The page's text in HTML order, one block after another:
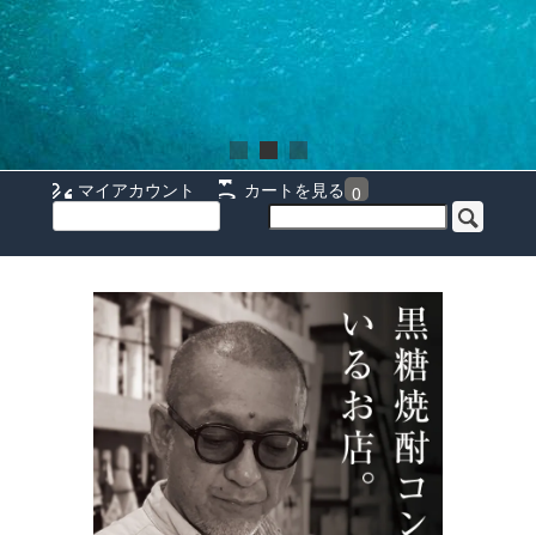
マイアカウント カートを見る 0